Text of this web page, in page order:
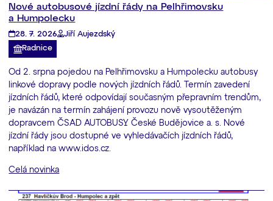
Nové autobusové jízdní řády na Pelhřimovsku
a Humpolecku
28. 7. 2026
Jiří Aujezdský
Radnice
Od 2. srpna pojedou na Pelhřimovsku a Humpolecku autobusy
linkové dopravy podle nových jízdních řádů. Termín zavedení
jízdních řádů, které odpovídají současným přepravním trendům,
je navázán na termín zahájení provozu nově vysoutěženým
dopravcem ČSAD AUTOBUSY České Budějovice a. s. Nové
jízdní řády jsou dostupné ve vyhledávačích jízdních řádů,
například na www.idos.cz.
Celá novinka